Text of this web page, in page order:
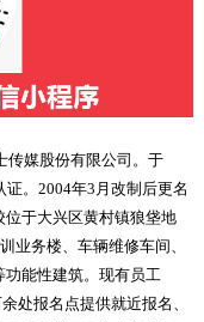
媒股份有限公司。于
证。2004年3月改制后更名
于大兴区黄村镇狼垡地
业务楼、车辆维修车间、
功能性建筑。现有员工
处报名点提供就近报名、